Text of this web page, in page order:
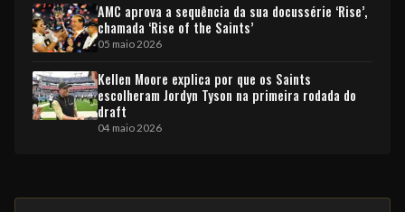
AMC aprova a sequência da sua docussérie ‘Rise’,
chamada ‘Rise of the Saints’
05 maio 2026
Kellen Moore explica por que os Saints
escolheram Jordyn Tyson na primeira rodada do
draft
04 maio 2026